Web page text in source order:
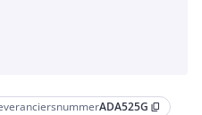
ADA525G content_copy